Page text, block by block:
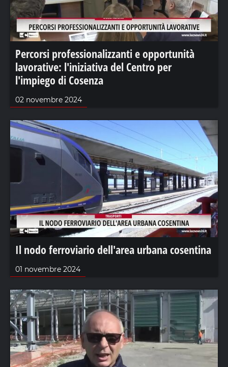
Percorsi professionalizzanti e opportunità
lavorative: l'iniziativa del Centro per
l'impiego di Cosenza
02 novembre 2024
Il nodo ferroviario dell'area urbana cosentina
01 novembre 2024